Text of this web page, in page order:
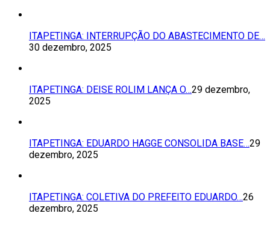
ITAPETINGA: INTERRUPÇÃO DO ABASTECIMENTO DE…
30 dezembro, 2025
ITAPETINGA: DEISE ROLIM LANÇA O…29 dezembro,
2025
ITAPETINGA: EDUARDO HAGGE CONSOLIDA BASE…29
dezembro, 2025
ITAPETINGA: COLETIVA DO PREFEITO EDUARDO…26
dezembro, 2025